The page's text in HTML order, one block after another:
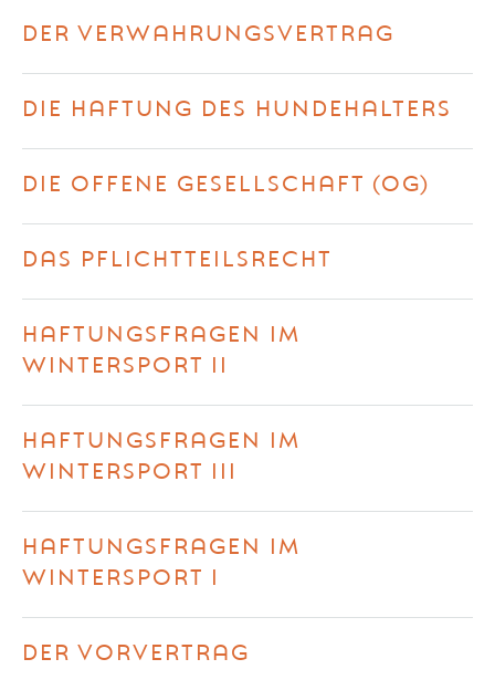
DER VERWAHRUNGSVERTRAG
DIE HAFTUNG DES HUNDEHALTERS
DIE OFFENE GESELLSCHAFT (OG)
DAS PFLICHTTEILSRECHT
HAFTUNGSFRAGEN IM
WINTERSPORT II
HAFTUNGSFRAGEN IM
WINTERSPORT III
HAFTUNGSFRAGEN IM
WINTERSPORT I
DER VORVERTRAG